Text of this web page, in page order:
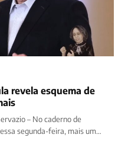
revela esquema de
– No caderno de
segunda-feira, mais uma